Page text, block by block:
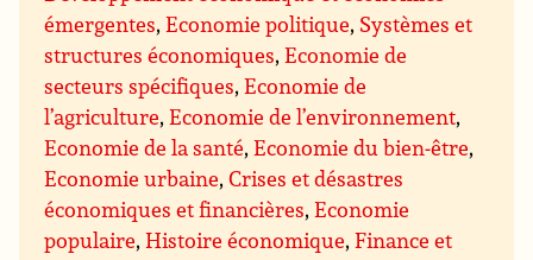
émergentes,Economie politique, Systèmes et
structures économiques,Economie de
secteurs spécifiques,Economie de
l’agriculture,Economie de l’environnement,
Economie de la santé,Economie du bien-être,
Economie urbaine,Crises et désastres
économiques et financières,Economie
populaire,Histoire économique,Finance et